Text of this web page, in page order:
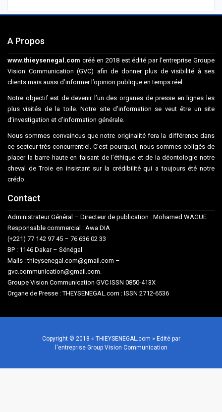
A Propos
www.thieysenegal.com créé en 2018 est édité par l’entreprise Groupe
Vision Communication (GVC) afin de donner plus de visibilité à ses
clients mais aussi d’informer l’opinion publique en temps réel.
Notre objectif est de devenir l’un des organes de presse en lignes les
plus visités de la toile. Notre site d’information se veut être un site
d’investigation et d’information générale.
Nous sommes convaincus que notre originalité fera la différence dans
ce secteur très concurrentiel. C’est pourquoi, nous sommes obligés de
placer la barre haute en faisant de l’éthique et de la déontologie notre
cheval de Troie en insistant sur la crédibilité qui a toujours été notre
crédo.
Contact
Administrateur Général – Directeur de publication : Mohamed WAGUE
Responsable commercial : Awa DIA
(+221) 77 142 97 45 – 76 636 02 33
BP : 1146 Dakar – Sénégal
Mails : thieysenegal.com@gmail.com –
gvc.communication@gmail.com.
Groupe Vision Communication GVC ISSN 0850-413X
Organe de Presse : THEYSENEGAL.com : ISSN 2712-6536
Copyright © 2018 « THIEYSENEGAL.com » Edité par
l'entreprise Group Vision Communication